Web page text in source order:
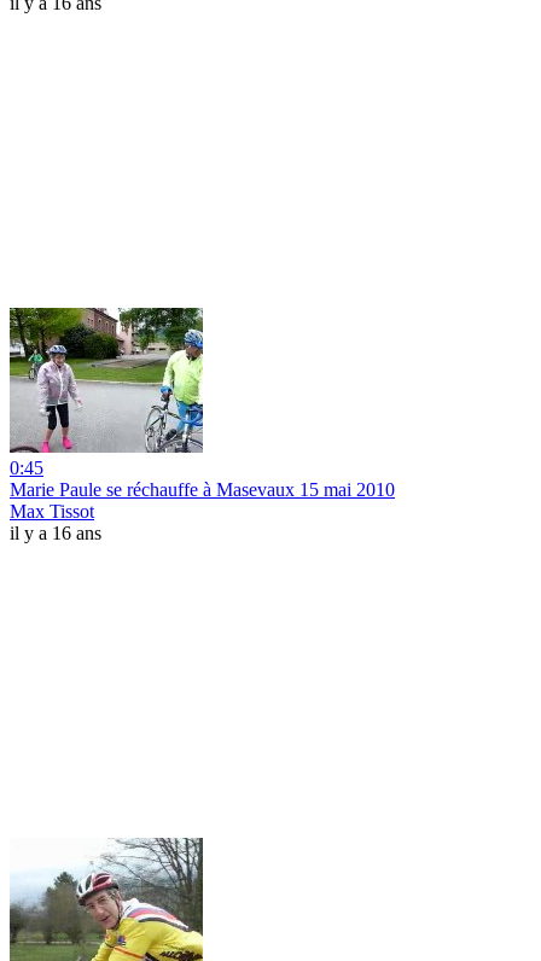
0:45
Marie Paule se réchauffe à Masevaux 15 mai 2010
Max Tissot
il y a 16 ans